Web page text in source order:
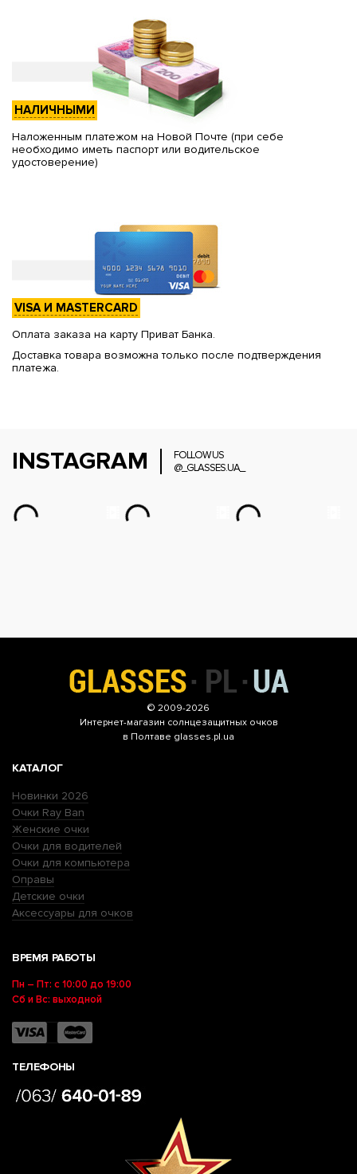
НАЛИЧНЫМИ
Наложенным платежом на Новой Почте (при себе
необходимо иметь паспорт или водительское
удостоверение)
VISA И MASTERCARD
Оплата заказа на карту Приват Банка.
Доставка товара возможна только после подтверждения
платежа.
INSTAGRAM
FOLLOW US
@_GLASSES.UA_
© 2009-2026
Интернет-магазин солнцезащитных очков
в Полтаве glasses.pl.ua
КАТАЛОГ
Новинки 2026
Очки Ray Ban
Женские очки
Очки для водителей
Очки для компьютера
Оправы
Детские очки
Аксессуары для очков
ВРЕМЯ РАБОТЫ
Пн – Пт: с 10:00 до 19:00
Сб и Вс: выходной
ТЕЛЕФОНЫ